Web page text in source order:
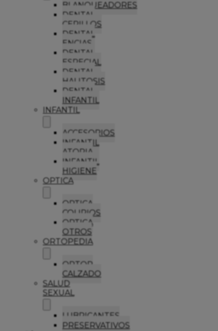
BLANQUEADORES
DENTAL
CEPILLOS
DENTAL
ENCIAS
DENTAL
ESPECIAL
DENTAL
HALITOSIS
DENTAL
INFANTIL
INFANTIL
ACCESORIOS
INFANTIL
ATOPIA
INFANTIL
HIGIENE
OPTICA
OPTICA
COLIRIOS
OPTICA
OTROS
ORTOPEDIA
ORTOP
CALZADO
SALUD
SEXUAL
LUBRICANTES
PRESERVATIVOS